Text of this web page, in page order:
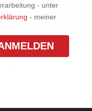
- unter
- meiner